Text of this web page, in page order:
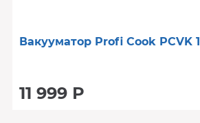
Вакууматор Profi Cook PCVK
11 999 Р